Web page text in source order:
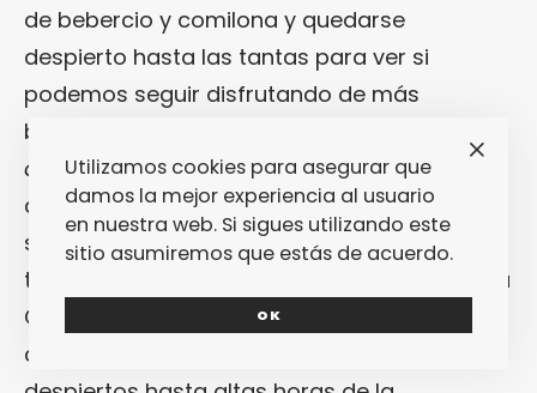
de bebercio y comilona y quedarse
despierto hasta las tantas para ver si
podemos seguir disfrutando de más
bebercio todavía y de algo de comilona
after-hours. Pero hubo un tiempo en el que
quedarnos despiertos en Navidad tenía otro
significado muy diferente: sabíamos que
teníamos que dormirnos porque, si no, Santa
Claus no vendría a dejarnos los regalos… Así
que algunos optábamos por quedarnos
Utilizamos cookies para asegurar que
damos la mejor experiencia al usuario
en nuestra web. Si sigues utilizando este
sitio asumiremos que estás de acuerdo.
OK